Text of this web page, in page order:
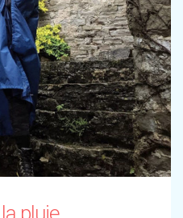
pluie